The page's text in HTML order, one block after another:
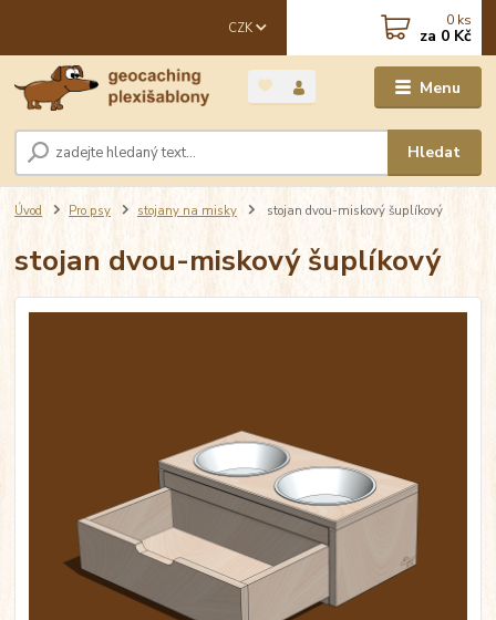
Menu
CZK
Hledat
0 ks
za 0 Kč
Úvod Pro psy stojany na misky stojan dvou-miskový šuplíkový
stojan dvou-miskový šuplíkový